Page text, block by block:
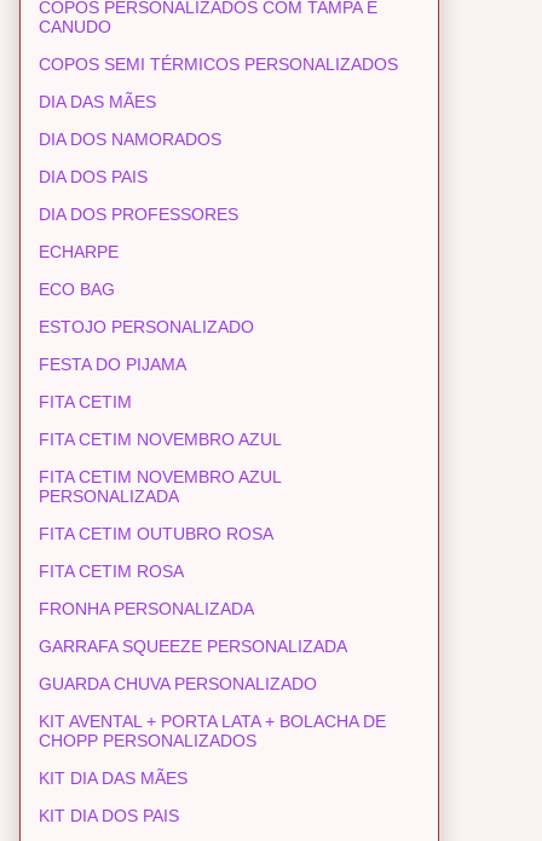
COPOS PERSONALIZADOS COM TAMPA E
CANUDO
COPOS SEMI TÉRMICOS PERSONALIZADOS
DIA DAS MÃES
DIA DOS NAMORADOS
DIA DOS PAIS
DIA DOS PROFESSORES
ECHARPE
ECO BAG
ESTOJO PERSONALIZADO
FESTA DO PIJAMA
FITA CETIM
FITA CETIM NOVEMBRO AZUL
FITA CETIM NOVEMBRO AZUL
PERSONALIZADA
FITA CETIM OUTUBRO ROSA
FITA CETIM ROSA
FRONHA PERSONALIZADA
GARRAFA SQUEEZE PERSONALIZADA
GUARDA CHUVA PERSONALIZADO
KIT AVENTAL + PORTA LATA + BOLACHA DE
CHOPP PERSONALIZADOS
KIT DIA DAS MÃES
KIT DIA DOS PAIS